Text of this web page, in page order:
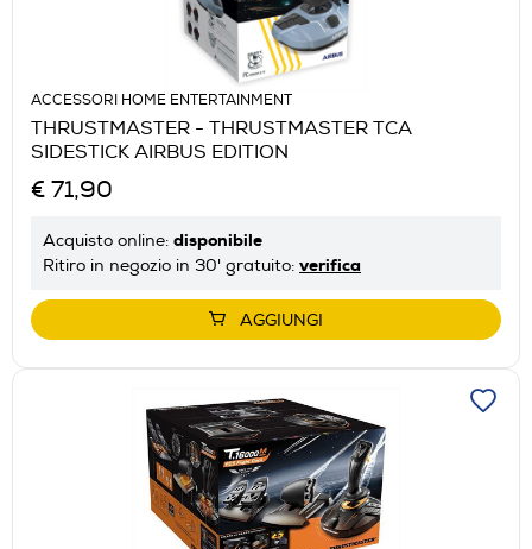
ACCESSORI HOME ENTERTAINMENT
THRUSTMASTER - THRUSTMASTER TCA
SIDESTICK AIRBUS EDITION
€ 71,90
Acquisto online: disponibile
Ritiro in negozio in 30' gratuito: verifica
AGGIUNGI